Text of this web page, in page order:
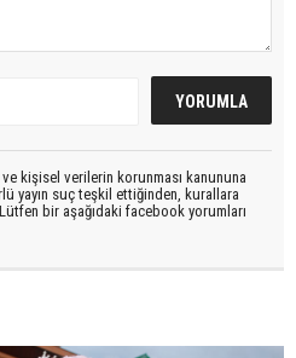
kişisel verilerin korunması kanununa
yayın suç teşkil ettiğinden, kurallara
bir aşağıdaki facebook yorumları